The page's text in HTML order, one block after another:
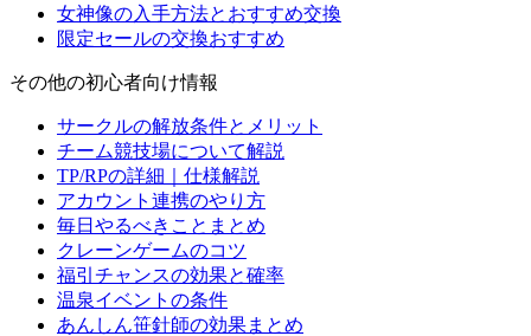
女神像の入手方法とおすすめ交換
限定セールの交換おすすめ
その他の初心者向け情報
サークルの解放条件とメリット
チーム競技場について解説
TP/RPの詳細｜仕様解説
アカウント連携のやり方
毎日やるべきことまとめ
クレーンゲームのコツ
福引チャンスの効果と確率
温泉イベントの条件
あんしん笹針師の効果まとめ